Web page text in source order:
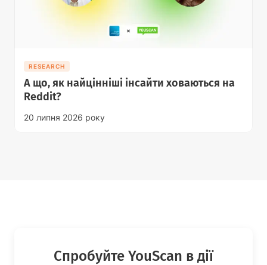
RESEARCH
А що, як найцінніші інсайти ховаються на
Reddit?
20 липня 2026 року
Спробуйте YouScan в дії